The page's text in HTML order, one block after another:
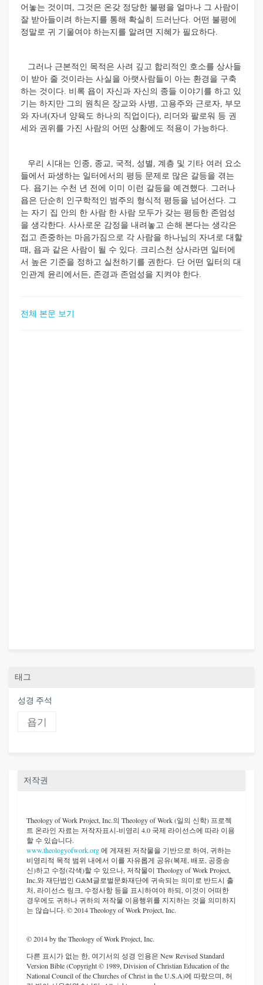
어놓는 것이며, 그것은 온갖 정당한 불평을 얼마나 그 사람이
잘 받아들이려 하는지를 통해 확실히 드러난다. 어떤 불평에
정말로 귀 기울여야 하는지를 알려면 지혜가 필요하다.
그러나 근본적인 목적은 사려 깊고 합리적인 호소를 상사들
이 받아 줄 것이라는 사실을 아랫사람들이 아는 환경을 구축
하는 것이다. 비록 욥이 자신과 자신의 종들 이야기를 하고 있
기는 하지만 그의 원칙은 장교와 사병, 고용주와 근로자, 부모
와 자녀(자녀 양육도 하나의 직업이다), 리더와 팔로워 등 권
세와 권위를 가진 사람의 어떤 상황에도 적용이 가능하다.
우리 시대는 인종, 종교, 국적, 성별, 계층 및 기타 여러 요소
들에서 파생하는 일터에서의 평등 문제로 많은 갈등을 겪는
다. 욥기는 수천 년 전에 이미 이런 갈등을 예견했다. 그러나
욥은 단순히 인구학적인 범주의 형식적 평등을 넘어선다. 그
는 자기 집 안의 한 사람 한 사람 모두가 갖는 평등한 존엄성
을 생각한다. 사사로운 감정을 내려놓고 손해 본다는 생각은
접고 존중하는 마음가짐으로 각 사람을 하나님의 자녀로 대할
때, 욥과 같은 사람이 될 수 있다. 크리스천 상사라면 일터에
서 높은 기준을 정하고 실천하기를 권한다. 단 어떤 일터의 대
인관계 윤리에서든, 존경과 존엄성을 지켜야 한다.
전체 본문 보기
태그
성경 주석
욥기
저작권
Theology of Work Project, Inc.의 Theology of Work (일의 신학) 프로젝
트 온라인 자료는 저작자표시-비영리 4.0 국제 라이선스에 따라 이용
할 수 있습니다.
www.theologyofwork.org에 게재된 저작물을 기반으로 하여, 귀하는
비영리적 목적 범위 내에서 이를 자유롭게 공유(복제, 배포, 공중송
신)하고 수정(각색)할 수 있으나, 저작물이 Theology of Work Project,
Inc.와 재단법인 G&M글로벌문화재단에 귀속되는 의미로 반드시 출
처, 라이선스 링크, 수정사항 등을 표시하여야 하되, 이것이 어떠한
경우에도 귀하나 귀하의 저작물 이용행위를 지지하는 것을 의미하지
는 않습니다. © 2014 Theology of Work Project, Inc.
© 2014 by the Theology of Work Project, Inc.
다른 표시가 없는 한, 여기서의 성경 인용은 New Revised Standard
Version Bible (Copyright © 1989, Division of Christian Education of the
National Council of the Churches of Christ in the U.S.A)에 따랐으며, 허